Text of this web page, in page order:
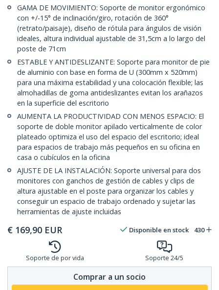
GAMA DE MOVIMIENTO: Soporte de monitor ergonómico
con +/-15° de inclinación/giro, rotación de 360°
(retrato/paisaje), diseño de rótula para ángulos de visión
ideales, altura individual ajustable de 31,5cm a lo largo del
poste de 71cm
ESTABLE Y ANTIDESLIZANTE: Soporte para monitor de pie
de aluminio con base en forma de U (300mm x 520mm)
para una máxima estabilidad y una colocación flexible; las
almohadillas de goma antideslizantes evitan los arañazos
en la superficie del escritorio
AUMENTA LA PRODUCTIVIDAD CON MENOS ESPACIO: El
soporte de doble monitor apilado verticalmente de color
plateado optimiza el uso del espacio del escritorio; ideal
para espacios de trabajo más pequeños en su oficina en
casa o cubículos en la oficina
AJUSTE DE LA INSTALACIÓN: Soporte universal para dos
monitores con ganchos de gestión de cables y clips de
altura ajustable en el poste para organizar los cables y
conseguir un espacio de trabajo ordenado y sujetar las
herramientas de ajuste incluidas
€ 169,90 EUR Disponible en stock 430
Soporte de por vida Soporte 24/5
Comprar a un socio